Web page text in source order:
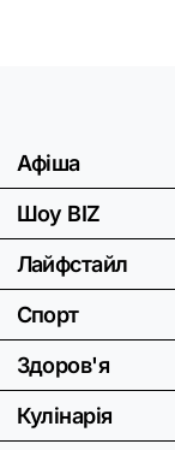
Афіша
Шоу BIZ
Лайфстайл
Спорт
Здоров'я
Кулінарія